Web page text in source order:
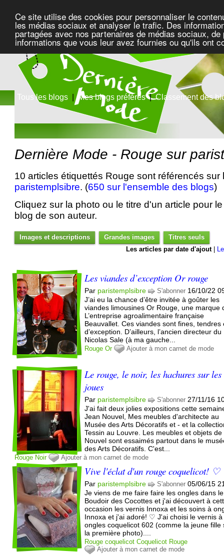
Ce site utilise des cookies pour personnaliser le
les médias sociaux et analyser le trafic. Des
partagées avec nos partenaires de médias sociaux,
informations que vous leur avez fournies ou qu'ils ont
Tous les blogs | Mes blogs préférés|Classement des
Dernière Mode - Rouge sur
10 articles étiquettés Rouge sont référencés sur
paristemplsibre. (650 sur l'ensemble des blogs)
Cliquez sur la photo ou le titre d'un article pour
blog de son auteur.
Images et descriptions Grandes images
Titres seuls
Les articles par date d'ajout|
Les viandes d’exception Or rouge
Par paristemplsibre S'abonner 16/10/22
J’ai eu la chance d’être invitée à goûter les
viandes limousines Or Rouge, une marque
L’entreprise agroalimentaire française
Beauvallet. Ces viandes sont fines, tendres
d’exception. D’ailleurs, l’ancien directeur du
Nicolas Sale (à ma gauche...
Rouge Or Ajouter à mon carnet de mode
Le rouge, le noir, les hachures sur les
joues
Par paristemplsibre S'abonner 27/11/16
J'ai fait deux jolies expositions cette
Jean Nouvel, Mes meubles d'architecte au
Musée des Arts Décoratifs et - et la
Tessin au Louvre. Les meubles et objets de
Nouvel sont essaimés partout dans le
des Arts Décoratifs. C'est...
Rouge Noir Ajouter à mon carnet de mode
Vive l'éclat d'un rouge coquelicot! ♡
Par paristemplsibre S'abonner 05/06/15
Je viens de me faire faire les ongles dans le
Boudoir des Cocottes et j'ai découvert à
occasion les vernis Innoxa et les soins à
Innoxa et j'ai adoré! ♡ J'ai choisi le vernis à
ongles coquelicot 602 (comme la jeune fille
la première photo)....
Rouge coquelicot Coquelicot Rouge
Ajouter à mon carnet de mode